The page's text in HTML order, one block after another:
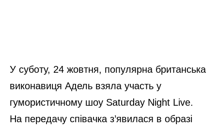
У суботу, 24 жовтня, популярна британська
виконавиця Адель взяла участь у
гумористичному шоу Saturday Night Live.
На передачу співачка з’явилася в образі